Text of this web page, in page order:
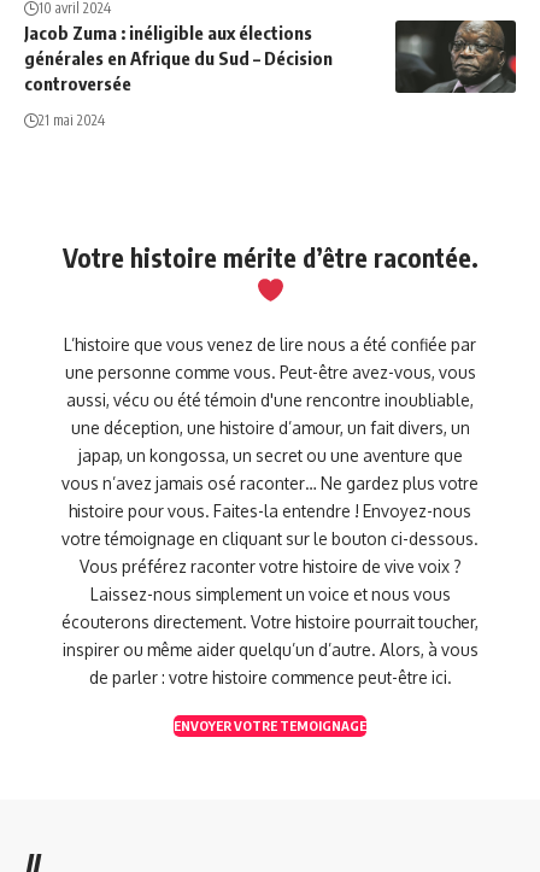
10 avril 2024
Jacob Zuma : inéligible aux élections
générales en Afrique du Sud – Décision
controversée
21 mai 2024
Votre histoire mérite d’être racontée.
L’histoire que vous venez de lire nous a été confiée par
une personne comme vous. Peut-être avez-vous, vous
aussi, vécu ou été témoin d'une rencontre inoubliable,
une déception, une histoire d’amour, un fait divers, un
japap, un kongossa, un secret ou une aventure que
vous n’avez jamais osé raconter… Ne gardez plus votre
histoire pour vous. Faites-la entendre ! Envoyez-nous
votre témoignage en cliquant sur le bouton ci-dessous.
Vous préférez raconter votre histoire de vive voix ?
Laissez-nous simplement un voice et nous vous
écouterons directement. Votre histoire pourrait toucher,
inspirer ou même aider quelqu’un d’autre. Alors, à vous
de parler : votre histoire commence peut-être ici.
ENVOYER VOTRE TEMOIGNAGE